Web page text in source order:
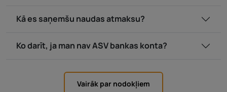
Kā es saņemšu naudas atmaksu?
Ko darīt, ja man nav ASV bankas konta?
Vairāk par nodokļiem